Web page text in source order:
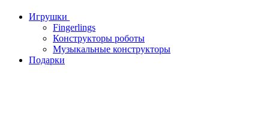
Игрушки
Fingerlings
Конструкторы роботы
Музыкальные конструкторы
Подарки